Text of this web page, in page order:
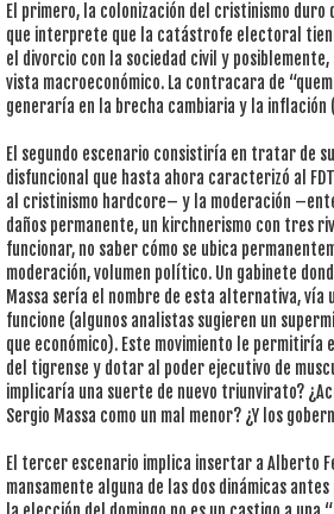
El primero, la colonización del cristinismo duro
que interprete que la catástrofe electoral
el divorcio con la sociedad civil y
vista macroeconómico. La contracara de
generaría en la brecha cambiaria y la
El segundo escenario consistiría en tratar de
disfuncional que hasta ahora caracterizó al
al cristinismo hardcore– y la moderación
daños permanente, un kirchnerismo con tres
funcionar, no saber cómo se ubica
moderación, volumen político. Un gabinete
Massa sería el nombre de esta alternativa,
funcione (algunos analistas sugieren un
que económico). Este movimiento le
del tigrense y dotar al poder ejecutivo de
implicaría una suerte de nuevo triunvirato?
Sergio Massa como un mal menor? ¿Y los
El tercer escenario implica insertar a Alberto
mansamente alguna de las dos dinámicas